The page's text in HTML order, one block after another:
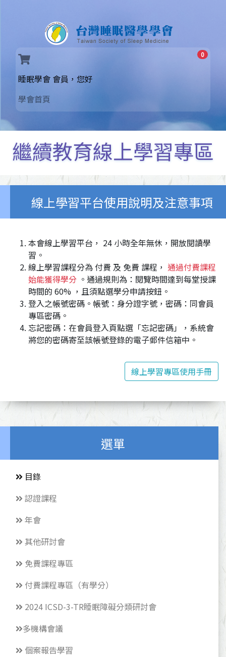
0
睡眠學會 會員，您好
學會首頁
繼續教育線上學習專區
線上學習平台使用說明及注意事項
本會線上學習平台， 24 小時全年無休，開放閱讀學
習。
線上學習課程分為 付費 及 免費 課程， 通過付費課程
始能獲得學分 。通過規則為：閱覽時間達到每堂授課
時間的 60% ，且須點選學分申請按鈕。
登入之帳號密碼。帳號：身分證字號，密碼：同會員
專區密碼。
忘記密碼：在會員登入頁點選「忘記密碼」，系統會
將您的密碼寄至該帳號登錄的電子郵件信箱中。
線上學習專區使用手冊
選單
目錄
認證課程
年會
其他研討會
免費課程專區
付費課程專區（有學分）
2024 ICSD-3-TR睡眠障礙分類研討會
多機構會議
個案報告學習